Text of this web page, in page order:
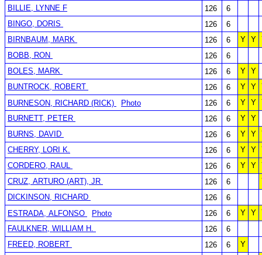
BILLIE, LYNNE F
126
6
BINGO, DORIS
126
6
BIRNBAUM, MARK
126 6 Y Y
BOBB, RON
126
6
BOLES, MARK
126 6 Y Y
BUNTROCK, ROBERT
126 6 Y Y
BURNESON, RICHARD (RICK)
Photo 126 6 Y Y
BURNETT, PETER
126 6 Y Y
BURNS, DAVID
126 6 Y Y
CHERRY, LORI K.
126 6 Y Y
CORDERO, RAUL
126 6 Y Y
CRUZ, ARTURO (ART), JR
126 6
DICKINSON, RICHARD
126
6
ESTRADA, ALFONSO
Photo 126 6 Y Y
FAULKNER, WILLIAM H.
126
6
FREED, ROBERT
126 6
Y